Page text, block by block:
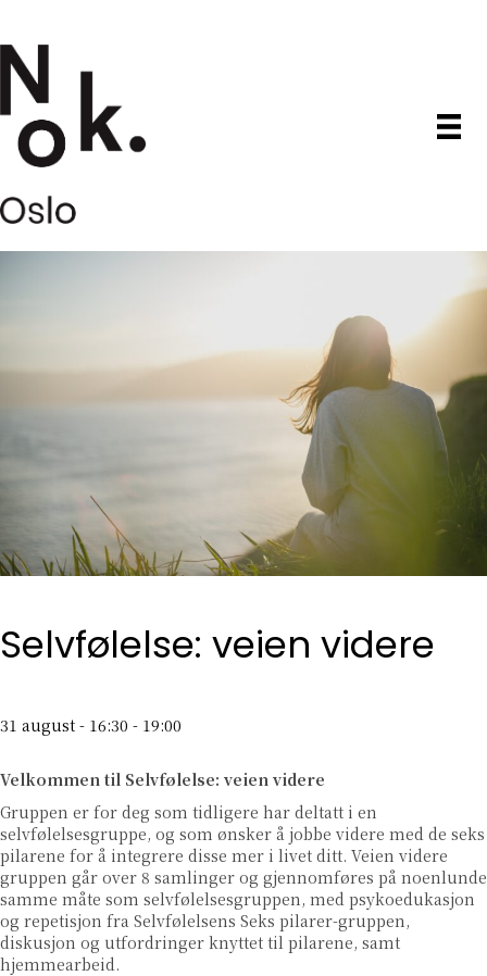
Selvfølelse: veien videre
31 august - 16:30 - 19:00
Velkommen til Selvfølelse: veien videre
Gruppen er for deg som tidligere har deltatt i en
selvfølelsesgruppe, og som ønsker å jobbe videre med de seks
pilarene for å integrere disse mer i livet ditt. Veien videre
gruppen går over 8 samlinger og gjennomføres på noenlunde
samme måte som selvfølelsesgruppen, med psykoedukasjon
og repetisjon fra Selvfølelsens Seks pilarer-gruppen,
diskusjon og utfordringer knyttet til pilarene, samt
hjemmearbeid.